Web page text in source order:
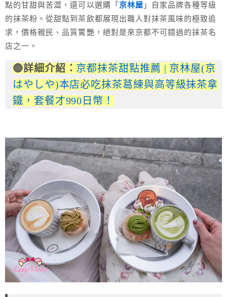
點的甘甜與苦澀，還可以選購「 京林屋 」自家品牌各種等級
的抹茶粉。從甜點到茶飲都展現出職人對抹茶風味的極致追
求，價格親民、品質驚艷，絕對是來京都不可錯過的抹茶名
店之一。
🔴詳細介紹： 京都抹茶甜點推薦 | 京林屋(京
はやしや)本店必吃抹茶葛練與高等級抹茶拿
鐵，套餐才990日幣！